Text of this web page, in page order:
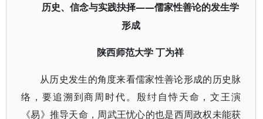
历史、信念与实践抉择——儒家性善论的发生学
形成
陕西师范大学 丁为祥
从历史发生的角度来看儒家性善论形成的历史脉
络，要追溯到商周时代。殷纣自恃天命，文王演
《易》推导天命，周武王忧心的也是西周政权未能获